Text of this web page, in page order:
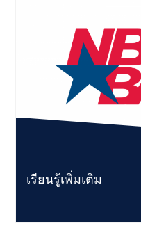
เรียนรู้เพิ่มเติม